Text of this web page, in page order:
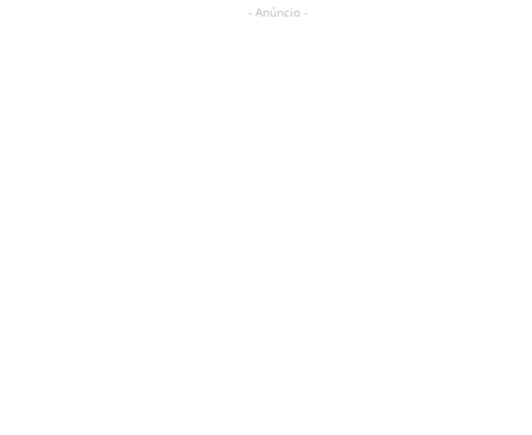
- Anúncio -